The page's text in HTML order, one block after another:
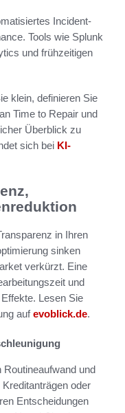
Incident-
Tools wie Splunk
und frühzeitigen
klein, definieren Sie
Time to Repair und
Überblick zu
sich bei KI-
in Ihren
sinken
verkürzt. Eine
und
Lesen Sie
aufevoblick.de.
und
oder
Entscheidungen